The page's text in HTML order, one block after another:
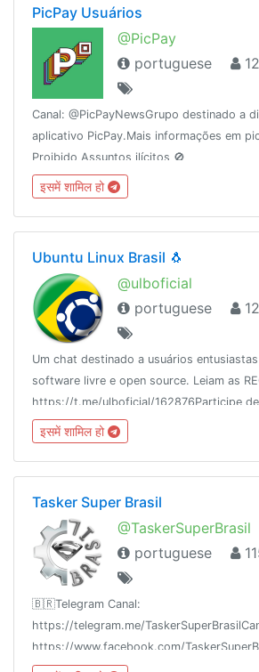
PicPay Usuários
@PicPay
portuguese
Canal: @PicPayNewsGrupo destinado a
aplicativo PicPay.Mais informações em
Proibido Assuntos ilícitos 🚫
इसमें शामिल हो
Ubuntu Linux Brasil 🐧
@ulboficial
portuguese
Um chat destinado a usuários
software livre e open source. Leiam as
https://t.me/ulboficial/162876Participe
facebook
https://www.facebook.com/groups/
इसमें शामिल हो
Tasker Super Brasil
@TaskerSuperBrasil
portuguese
🇧🇷Telegram Canal:
https://telegram.me/
https://www.facebook.com/
https://www.facebook.com/groups/